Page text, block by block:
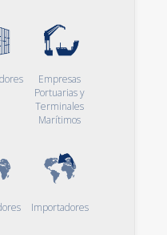
Empresas
Portuarias y
Terminales
Marítimos
Importadores